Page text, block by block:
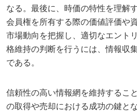
なる。最後に、時価の特性を理解
会員権を所有する際の価値評価や
市場動向を把握し、適切なエント
格維持の判断を行うには、情報収
である。
信頼性の高い情報網を維持するこ
の取得や売却における成功の鍵とな